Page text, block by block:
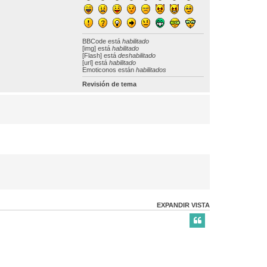
BBCode estáhabilitado
[img] estáhabilitado
[Flash] estádeshabilitado
[url] estáhabilitado
Emoticonos estánhabilitados
Revisión de tema
EXPANDIR VISTA